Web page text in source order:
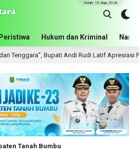
Peristiwa Hukum dan Kriminal
Senin, 10 Agu 2026
Rudi Latif Apresiasi Perkembangan
Tanah Bumbu